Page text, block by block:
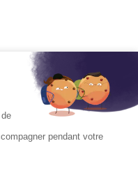
droits réservés
Mentions légales